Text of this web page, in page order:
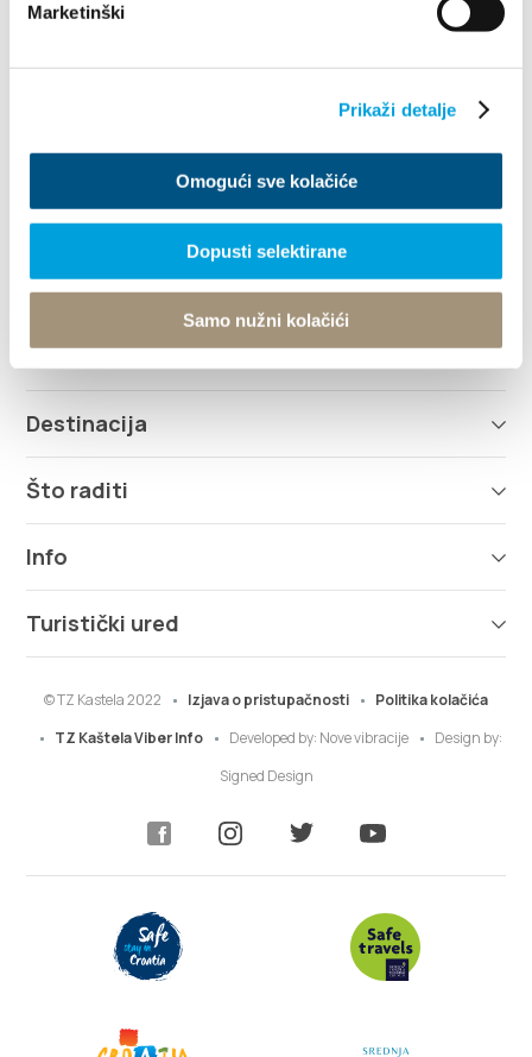
Marketinški
Prikaži detalje
Omogući sve kolačiće
Dopusti selektirane
Samo nužni kolačići
21216 Kaštel Stari, Hrvatska
Upute
info@kastela-info.hr
Kutak za iznajmljivače
Istraži
Destinacija
Što raditi
Info
Turistički ured
© TZ Kastela 2022 Izjava o pristupačnosti
Politika kolačića
TZ Kaštela Viber Info
Developed by: Nove vibracije
Design by:
Signed Design